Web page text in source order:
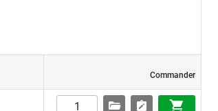
Commander